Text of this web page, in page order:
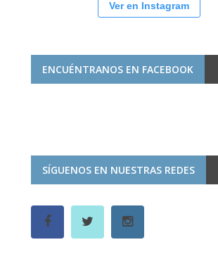
Ver en Instagram
ENCUÉNTRANOS EN FACEBOOK
SÍGUENOS EN NUESTRAS REDES